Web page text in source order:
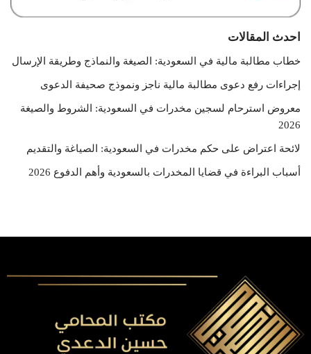
احدث المقالات
خطاب مطالبة مالية في السعودية: الصيغة والنماذج وطريقة الإرسال
إجراءات رفع دعوى مطالبة مالية ناجز ونموذج صحيفة الدعوى
معروض استرحام لسجين مخدرات في السعودية: الشروط والصيغة
2026
لائحة اعتراض على حكم مخدرات في السعودية: الصياغة والتقديم
أسباب البراءة في قضايا المخدرات بالسعودية وأهم الدفوع 2026